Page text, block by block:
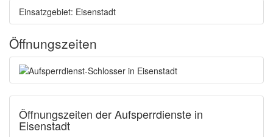
Einsatzgebiet: Eisenstadt
Öffnungszeiten
Öffnungszeiten der Aufsperrdienste in
Eisenstadt